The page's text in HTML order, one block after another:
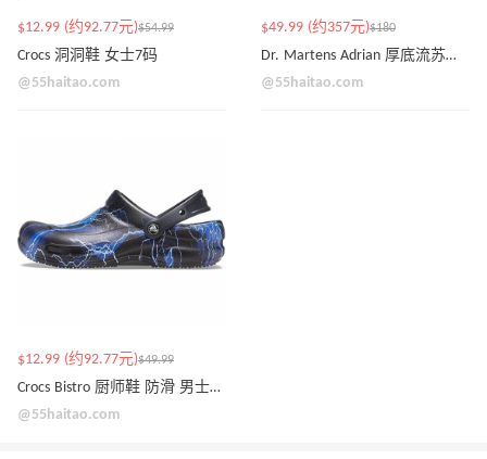
$12.99 (约92.77元)$54.99
Crocs 洞洞鞋 女士7码
@55haitao.com
$49.99 (约357元)$180
Dr. Martens Adrian 厚底流苏乐福鞋
@55haitao.com
$12.99 (约92.77元)$49.99
Crocs Bistro 厨师鞋 防滑 男士4码
@55haitao.com